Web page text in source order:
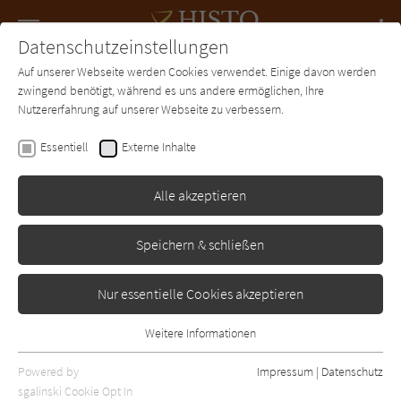
SUCHE Forum Charts Newsletter
Annette Imort
Der Weg nach Treveris
Erschienen: Januar 2016 Bibliogr. Angaben
Datenschutzeinstellungen
Auf unserer Webseite werden Cookies verwendet. Einige davon werden
zwingend benötigt, während es uns andere ermöglichen, Ihre
Nutzererfahrung auf unserer Webseite zu verbessern.
Essentiell Externe Inhalte
Alle akzeptieren
Speichern & schließen
Nur essentielle Cookies akzeptieren
Essentielle Cookies werden für grundlegende Funktionen der
Webseite benötigt. Dadurch ist gewährleistet, dass die Webseite
Weitere Informationen
Powered by
sgalinski Cookie Opt In
Impressum | Datenschutz